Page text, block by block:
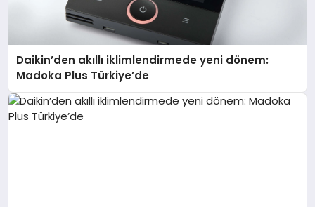
Daikin’den akıllı iklimlendirmede yeni dönem:
Madoka Plus Türkiye’de